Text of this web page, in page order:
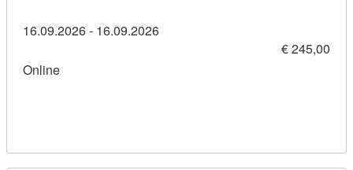
16.09.2026 - 16.09.2026
€ 245,00
Online